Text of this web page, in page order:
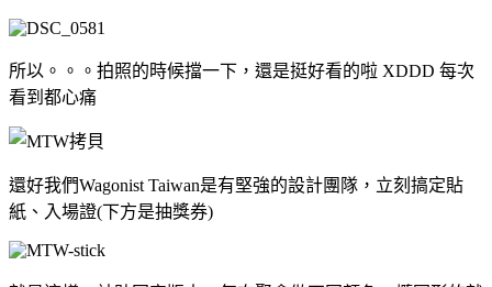
所以。。。拍照的時候擋一下，還是挺好看的啦 XDDD 每次
看到都心痛
還好我們Wagonist Taiwan是有堅強的設計團隊，立刻搞定貼
紙、入場證(下方是抽獎券)